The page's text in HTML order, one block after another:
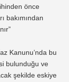
önce
bakımından
Kanunu’nda bu
bulunduğu ve
şekilde eskiye